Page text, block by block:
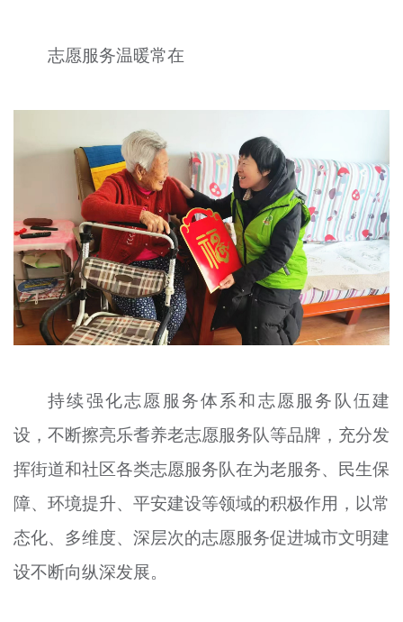
志愿服务温暖常在
持续强化志愿服务体系和志愿服务队伍建
设，不断擦亮乐耆养老志愿服务队等品牌，充分发
挥街道和社区各类志愿服务队在为老服务、民生保
障、环境提升、平安建设等领域的积极作用，以常
态化、多维度、深层次的志愿服务促进城市文明建
设不断向纵深发展。